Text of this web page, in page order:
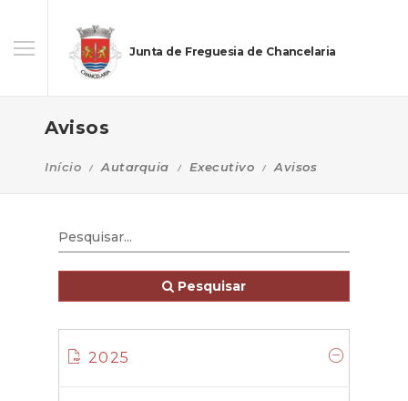
Junta de Freguesia de Chancelaria
Avisos
Início Autarquia Executivo Avisos
Pesquisar
2025